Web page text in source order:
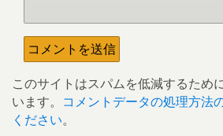
このサイトはスパムを低減するため
います。 コメントデータの処理方法
ください。